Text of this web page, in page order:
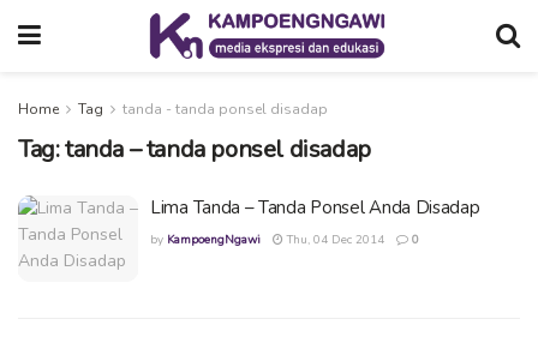
Home Tag tanda - tanda ponsel disadap
Tag:tanda – tanda ponsel disadap
Lima Tanda – Tanda Ponsel Anda Disadap
by KampoengNgawi Thu, 04 Dec 2014 0